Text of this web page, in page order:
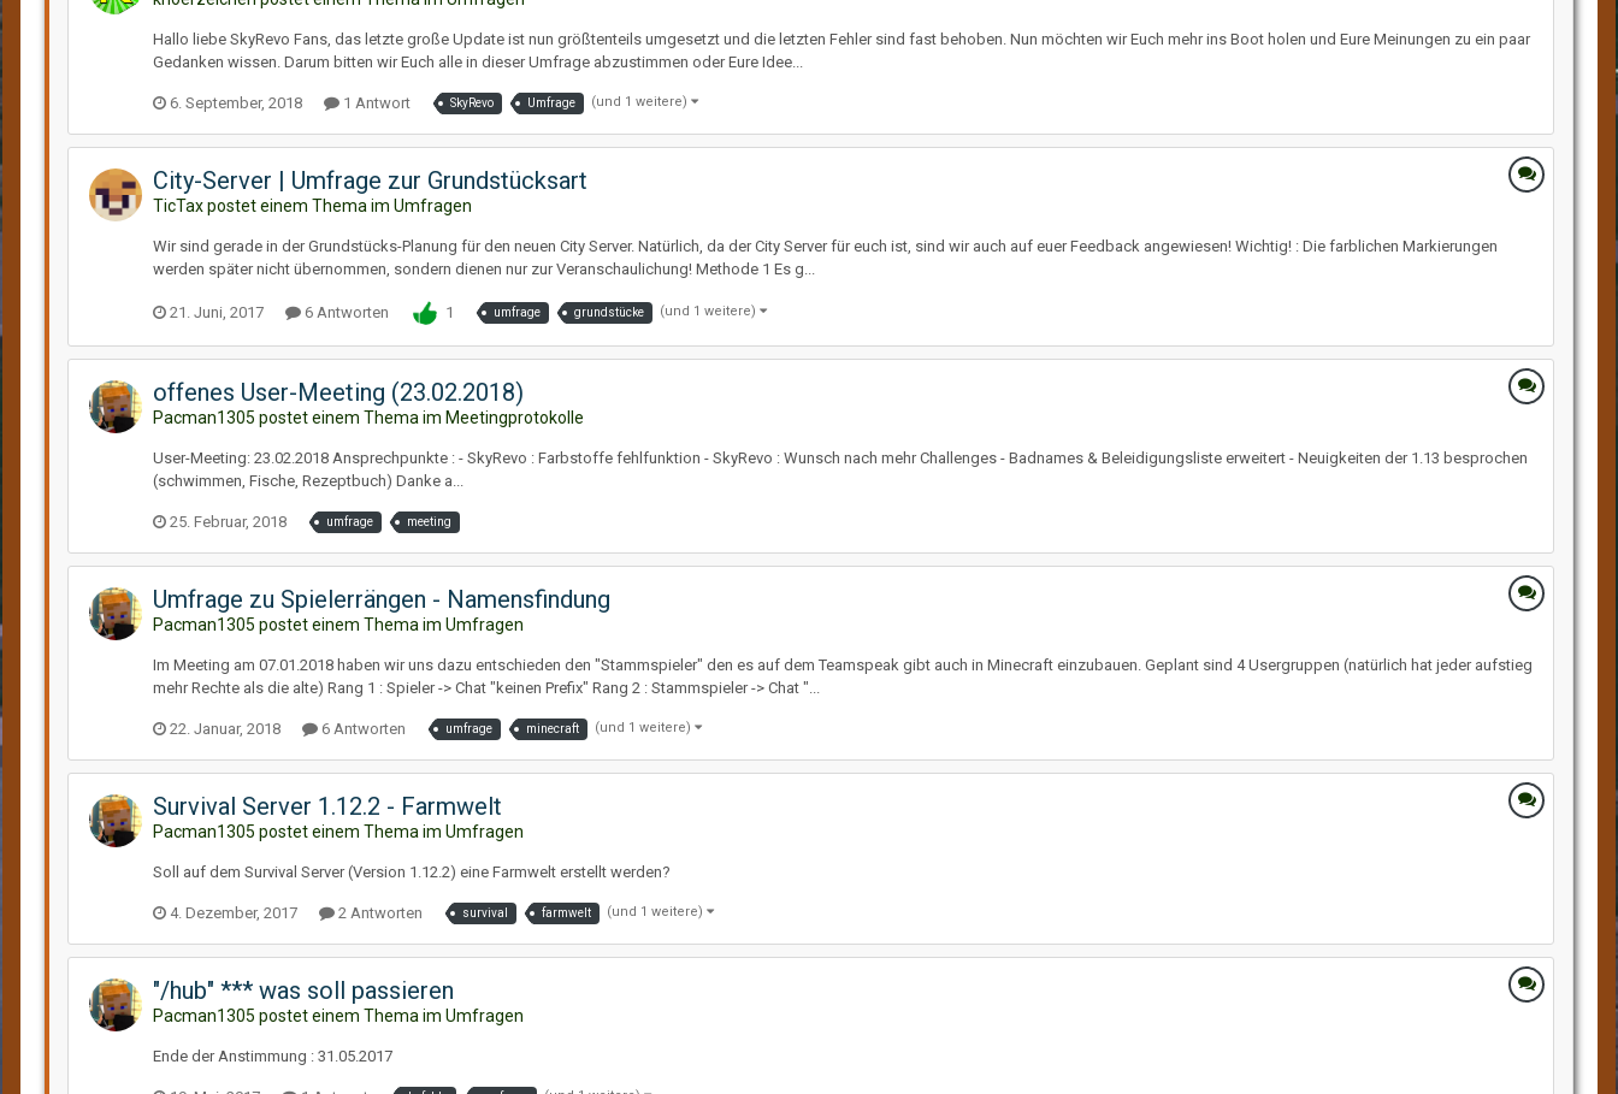
Hallo liebe SkyRevo Fans, das letzte große Update ist nun größtenteils umgesetzt und die letzten Fehler sind fast behoben. Nun möchten wir Euch mehr ins Boot holen und Eure Meinungen zu ein paar
Gedanken wissen. Darum bitten wir Euch alle in dieser Umfrage abzustimmen oder Eure Idee...
6. September, 2018 1 Antwort SkyRevo Umfrage (und 1 weitere)
City-Server | Umfrage zur Grundstücksart
TicTax postet einem Thema im Umfragen
Wir sind gerade in der Grundstücks-Planung für den neuen City Server. Natürlich, da der City Server für euch ist, sind wir auch auf euer Feedback angewiesen! Wichtig! : Die farblichen Markierungen
werden später nicht übernommen, sondern dienen nur zur Veranschaulichung! Methode 1 Es g...
21. Juni, 2017 6 Antworten 1 umfrage grundstücke (und 1 weitere)
offenes User-Meeting (23.02.2018)
Pacman1305 postet einem Thema im Meetingprotokolle
User-Meeting: 23.02.2018 Ansprechpunkte : - SkyRevo : Farbstoffe fehlfunktion - SkyRevo : Wunsch nach mehr Challenges - Badnames & Beleidigungsliste erweitert - Neuigkeiten der 1.13 besprochen
(schwimmen, Fische, Rezeptbuch) Danke a...
25. Februar, 2018 umfrage meeting
Umfrage zu Spielerrängen - Namensfindung
Pacman1305 postet einem Thema im Umfragen
Im Meeting am 07.01.2018 haben wir uns dazu entschieden den "Stammspieler" den es auf dem Teamspeak gibt auch in Minecraft einzubauen. Geplant sind 4 Usergruppen (natürlich hat jeder aufstieg
mehr Rechte als die alte) Rang 1 : Spieler -> Chat "keinen Prefix" Rang 2 : Stammspieler -> Chat "...
22. Januar, 2018 6 Antworten umfrage minecraft (und 1 weitere)
Survival Server 1.12.2 - Farmwelt
Pacman1305 postet einem Thema im Umfragen
Soll auf dem Survival Server (Version 1.12.2) eine Farmwelt erstellt werden?
4. Dezember, 2017 2 Antworten survival farmwelt (und 1 weitere)
"/hub" *** was soll passieren
Pacman1305 postet einem Thema im Umfragen
Ende der Anstimmung : 31.05.2017